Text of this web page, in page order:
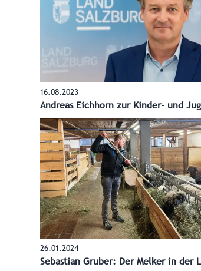
16.08.2023
Andreas Eichhorn zur Kinder- und
26.01.2024
Sebastian Gruber: Der Melker in der